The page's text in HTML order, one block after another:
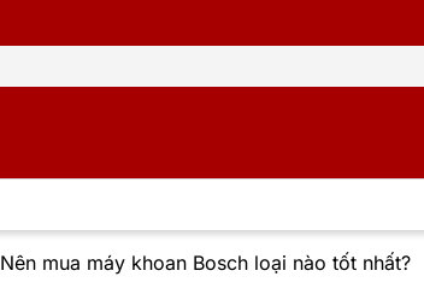
Nên mua máy khoan Bosch loại nào tốt nhất?